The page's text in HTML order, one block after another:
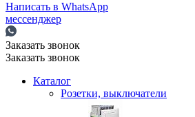
Написать в WhatsApp
мессенджер
Заказать звонок
Заказать звонок
Каталог
Розетки, выключатели